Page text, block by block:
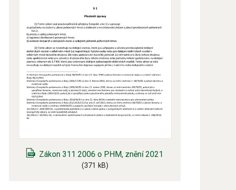
Zákon 311 2006 o PHM, znění 2021
(371 kB)